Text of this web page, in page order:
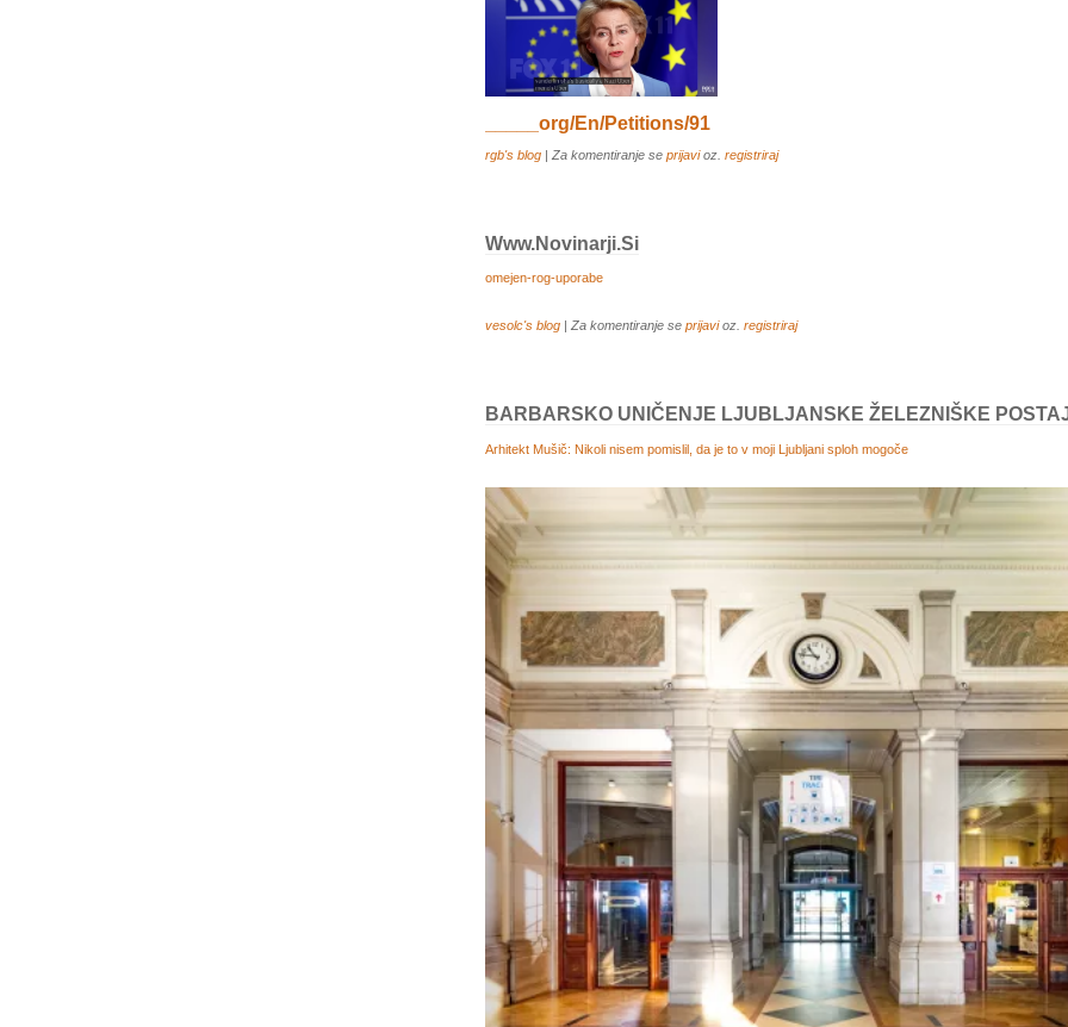
_____org/en/petitions/91
rgb's blog | Za komentiranje se prijavioz. registriraj
Www.novinarji.si
omejen-rog-uporabe
vesolc's blog | Za komentiranje se prijavioz. registriraj
BARBARSKO UNIČENJE LJUBLJANSKE ŽELEZNIŠKE
Arhitekt Mušič: Nikoli nisem pomislil, da je to v moji Ljubljani sploh mogoče